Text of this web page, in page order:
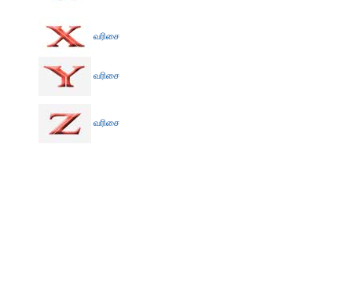
வரிசை
வரிசை
வரிசை